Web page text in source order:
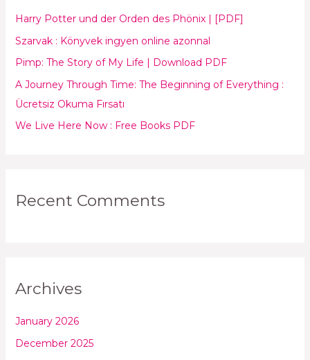
f
o
r
:
Harry Potter und der Orden des Phönix | [PDF]
Szarvak : Könyvek ingyen online azonnal
Pimp: The Story of My Life | Download PDF
A Journey Through Time: The Beginning of Everything :
Ücretsiz Okuma Fırsatı
We Live Here Now : Free Books PDF
Recent Comments
Archives
January 2026
December 2025